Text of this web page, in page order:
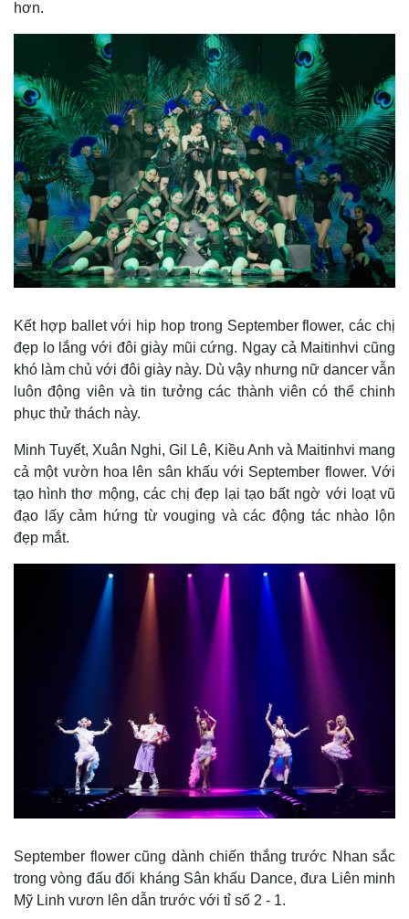
Pháp luật
Vụ án
Tin nóng
Tư vấn luật
Quân sự - Quốc phòng
Vũ khí
Việt Nam
Phân tích
hơn.
Kết hợp ballet với hip hop trong September flower, các chị
đẹp lo lắng với đôi giày mũi cứng. Ngay cả Maitinhvi cũng
khó làm chủ với đôi giày này. Dù vậy nhưng nữ dancer vẫn
luôn động viên và tin tưởng các thành viên có thể chinh
phục thử thách này.
Minh Tuyết, Xuân Nghi, Gil Lê, Kiều Anh và Maitinhvi mang
cả một vườn hoa lên sân khấu với September flower. Với
tạo hình thơ mộng, các chị đẹp lại tạo bất ngờ với loạt vũ
đạo lấy cảm hứng từ vouging và các động tác nhào lộn
đẹp mắt.
September flower cũng dành chiến thắng trước Nhan sắc
trong vòng đấu đối kháng Sân khấu Dance, đưa Liên minh
Mỹ Linh vươn lên dẫn trước với tỉ số 2 - 1.